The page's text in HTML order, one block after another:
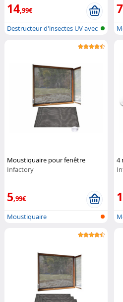
14,99€
Destructeur d'insectes UV avec
7
Moustiquaire pour fenêtre
Infactory
5,99€
Moustiquaire
4